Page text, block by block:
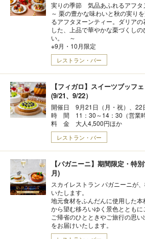
実りの季節 気品あふれるアフタ
～ 栗の豊かな味わいと秋の実り
るアフタヌーンティー。ダリア
した、上品で華やかな栗づくし
い。 ～
※9月・10月限定
レストラン・バー
【フィガロ】スイーツブッフ
(9/21、9/22）
開催日 9月21日（月・祝）、22
時 間 11：30～14：30（営業時
料 金 大人4,500円ほか
レストラン・バー
【パガニーニ】期間限定・特
月)
スカイレストラン パガニーニが
いたします。
地元食材をふんだんに使用した
から望む移ろいゆく景色とともに
ご帰省のひとときやご旅行の思
をお届けいたします。